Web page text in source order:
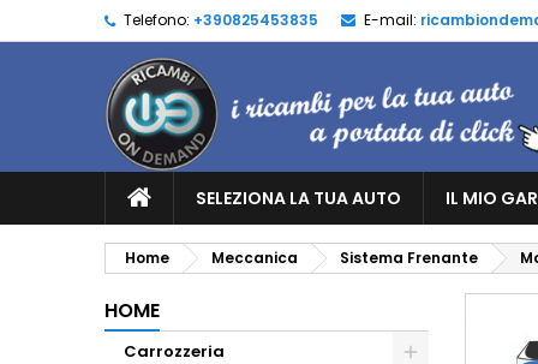
Telefono: +390825453835 E-mail:
SELEZIONA LA TUA AUTO IL MIO
Home Meccanica Sistema Frenante
HOME
Carrozzeria